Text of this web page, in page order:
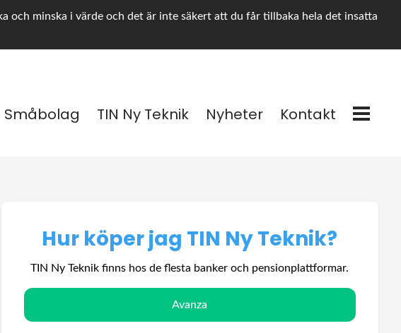
och minska i värde och det är inte säkert att du får tillbaka hela det insatta
Småbolag TIN Ny Teknik Nyheter Kontakt
Hur köper jag TIN Ny Teknik?
TIN Ny Teknik finns hos de flesta banker och pensionplattformar.
Avanza